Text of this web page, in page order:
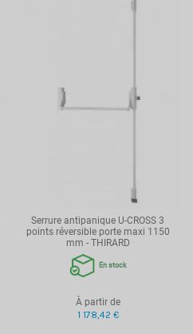
Serrure antipanique U-CROSS 3
points réversible porte maxi 1150
mm - THIRARD
En stock
À partir de
1 178,42 €